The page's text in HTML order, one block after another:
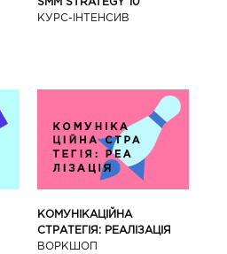
SMM STRATEGY 10
КУРС-IНТЕНСИВ
КОМУНІКАЦІЙНА
СТРАТЕГІЯ: РЕАЛІЗАЦІЯ
ВОРКШОП